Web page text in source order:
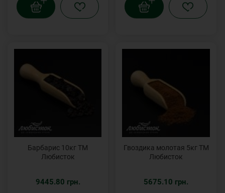
Барбарис 10кг ТМ
Любисток
9445.80 грн.
Гвоздика молотая 5кг ТМ
Любисток
5675.10 грн.